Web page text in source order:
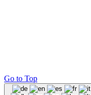
Go to Top